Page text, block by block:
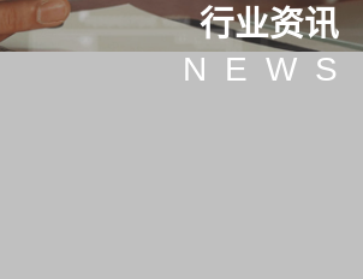
行业资讯
NEWS